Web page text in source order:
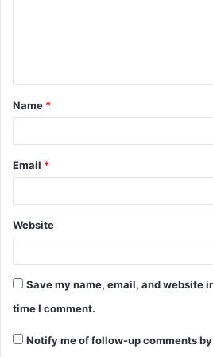
e
b
o
k
er s s
er
e
Name *
Email *
Website
Save my name, email, and website
time I comment.
Notify me of follow-up comments